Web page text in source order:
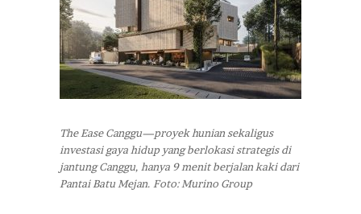
The Ease Canggu—proyek hunian sekaligus
investasi gaya hidup yang berlokasi strategis di
jantung Canggu, hanya 9 menit berjalan kaki dari
Pantai Batu Mejan. Foto: Murino Group